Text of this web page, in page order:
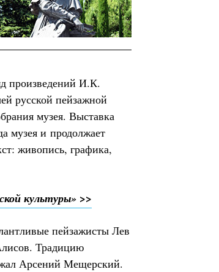
произведений И.К.
русской пейзажной
музея. Выставка
музея и продолжает
живопись, графика,
культуры» >>
пейзажисты Лев
Традицию
Арсений Мещерский.